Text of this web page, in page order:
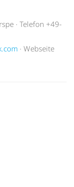
· Telefon +49-
· Webseite